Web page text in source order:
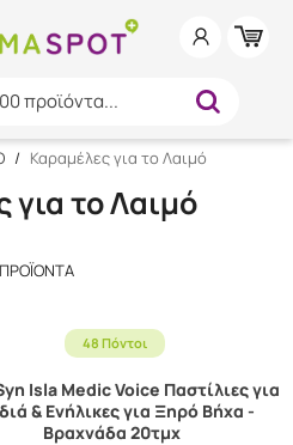
προϊόντα...
/ Καραμέλες για το Λαιμό
για το Λαιμό
ΠΡΟΪΌΝΤΑ
48 Πόντοι
Isla Medic Voice Παστίλιες για
& Ενήλικες για Ξηρό Βήχα -
Βραχνάδα 20τμχ